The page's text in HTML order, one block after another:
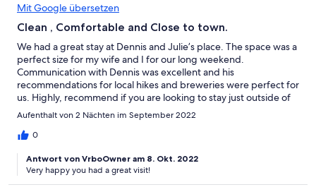
Mit Google übersetzen
Clean , Comfortable and Close to town.
We had a great stay at Dennis and Julie’s place. The space was a
perfect size for my wife and I for our long weekend.
Communication with Dennis was excellent and his
recommendations for local hikes and breweries were perfect for
us. Highly, recommend if you are looking to stay just outside of
town.
Aufenthalt von 2 Nächten im September 2022
0
Antwort von VrboOwner am 8. Okt. 2022
Very happy you had a great visit!